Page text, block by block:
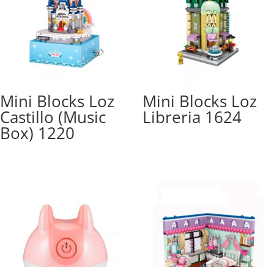
Mini Blocks Loz
Castillo (Music
Box) 1220
Mini Blocks Loz
Libreria 1624